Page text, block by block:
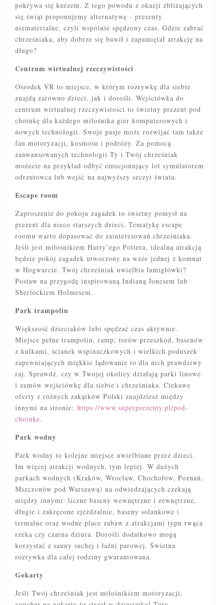
pokrywa się kurzem. Z tego powodu z okazji zbliżających
się świąt proponujemy alternatywę - prezenty
niematerialne, czyli wspólnie spędzony czas. Gdzie zabrać
chrześniaka, aby dobrze się bawił i zapamiętał atrakcję na
długo?
Centrum wirtualnej rzeczywistości
Ośrodek VR to miejsce, w którym rozrywkę dla siebie
znajdą zarówno dzieci, jak i dorośli. Wejściówka do
centrum wirtualnej rzeczywistości to świetny prezent pod
choinkę dla każdego miłośnika gier komputerowych i
nowych technologii. Swoje pasje może rozwijać tam także
fan motoryzacji, kosmosu i podróży. Za pomocą
zaawansowanych technologii Ty i Twój chrześniak
możecie na przykład odbyć emocjonujący lot symulatorem
odrzutowca lub wejść na najwyższy szczyt świata.
Escape room
Zaproszenie do pokoju zagadek to świetny pomysł na
prezent dla nieco starszych dzieci. Tematykę escape
roomu warto dopasować do zainteresowań chrześniaka.
Jeśli jest miłośnikiem Harry’ego Pottera, idealną atrakcją
będzie pokój zagadek utworzony na wzór jednej z komnat
w Hogwarcie. Twój chrześniak uwielbia łamigłówki?
Postaw na przygodę inspirowaną Indianą Jonesem lub
Sherlockiem Holmesem.
Park trampolin
Większość dzieciaków lubi spędzać czas aktywnie.
Miejsce pełne trampolin, ramp, torów przeszkód, basenów
z kulkami, ścianek wspinaczkowych i wielkich poduszek
zapewniających miękkie lądowanie to dla nich prawdziwy
raj. Sprawdź, czy w Twojej okolicy działają parki linowe
i zamów wejściówkę dla siebie i chrześniaka. Ciekawe
oferty z różnych zakątków Polski znajdziesz między
innymi na stronie: https://www.superprezenty.pl/pod-
choinke.
Park wodny
Park wodny to kolejne miejsce uwielbiane przez dzieci.
Im więcej atrakcji wodnych, tym lepiej. W dużych
parkach wodnych (Kraków, Wrocław, Chochołów, Poznań,
Mszczonów pod Warszawą) na odwiedzających czekają
między innymi: liczne baseny wewnętrzne i zewnętrzne,
długie i zakręcone zjeżdżalnie, baseny solankowe i
termalne oraz wodne place zabaw z atrakcjami typu rwąca
rzeka czy czarna dziura. Dorośli dodatkowo mogą
korzystać z sauny suchej i łaźni parowej. Świetna
rozrywka dla całej rodziny gwarantowana.
Gokarty
Jeśli Twój chrześniak jest miłośnikiem motoryzacji,